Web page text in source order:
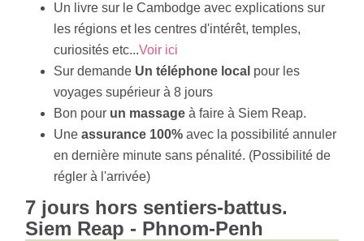
Un livre sur le Cambodge avec explications sur
les régions et les centres d'intérêt, temples,
curiosités etc...Voir ici
Sur demande Un téléphone local pour les
voyages supérieur à 8 jours
Bon pour un massage à faire à Siem Reap.
Uneassurance 100%avec la possibilité annuler
en dernière minute sans pénalité. (Possibilité de
régler à l'arrivée)
7 jours hors sentiers-battus.
Siem Reap - Phnom-Penh